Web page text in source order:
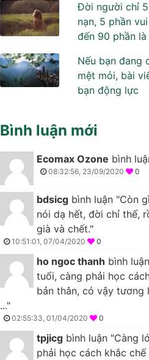
Đời người chỉ
nạn, 5 phần
đến 90 phần
Nếu bạn đang
mệt mỏi, bài
bạn động lực
Bình luận mới
Ecomax Ozone bình
08:32:56, 23/09/2020 0
bdsicg bình luận "Còn
nói dạ hết, đời chỉ thế,
già và chết."
10:51:01, 07/04/2020 0
ho ngoc thanh bình
tuổi, càng phải học
bản thân, có vậy tương
..."
02:55:33, 01/04/2020 0
tpjicg bình luận "Càng
phải học cách khắc